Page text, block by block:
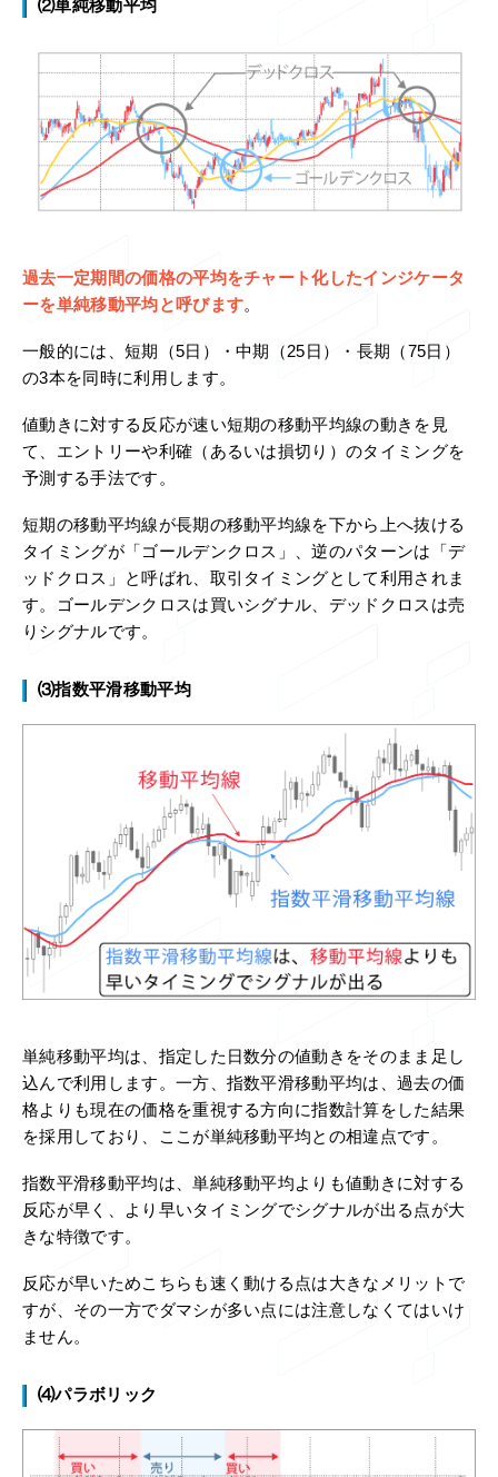
⑵単純移動平均
過去一定期間の価格の平均をチャート化したインジケータ
ーを単純移動平均と呼びます。
一般的には、短期（5日）・中期（25日）・長期（75日）
の3本を同時に利用します。
値動きに対する反応が速い短期の移動平均線の動きを見
て、エントリーや利確（あるいは損切り）のタイミングを
予測する手法です。
短期の移動平均線が長期の移動平均線を下から上へ抜ける
タイミングが「ゴールデンクロス」、逆のパターンは「デ
ッドクロス」と呼ばれ、取引タイミングとして利用されま
す。ゴールデンクロスは買いシグナル、デッドクロスは売
りシグナルです。
⑶指数平滑移動平均
単純移動平均は、指定した日数分の値動きをそのまま足し
込んで利用します。一方、指数平滑移動平均は、過去の価
格よりも現在の価格を重視する方向に指数計算をした結果
を採用しており、ここが単純移動平均との相違点です。
指数平滑移動平均は、単純移動平均よりも値動きに対する
反応が早く、より早いタイミングでシグナルが出る点が大
きな特徴です。
反応が早いためこちらも速く動ける点は大きなメリットで
すが、その一方でダマシが多い点には注意しなくてはいけ
ません。
⑷パラボリック